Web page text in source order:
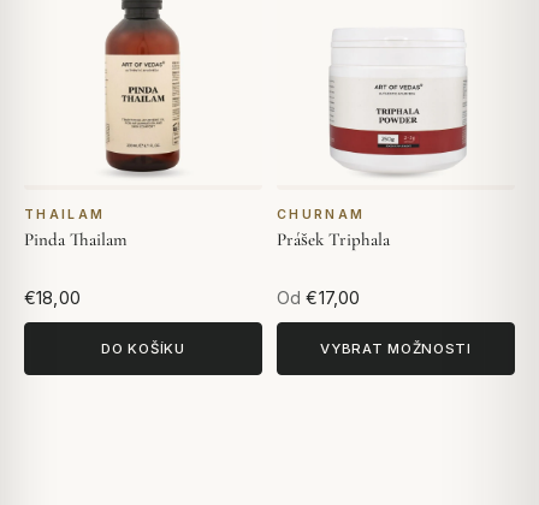
THAILAM
Pinda Thailam
€18,00
DO KOŠÍKU
CHURNAM
Prášek Triphala
Od €17,00
VYBRAT MOŽNOSTI